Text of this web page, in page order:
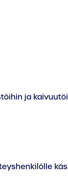
ja